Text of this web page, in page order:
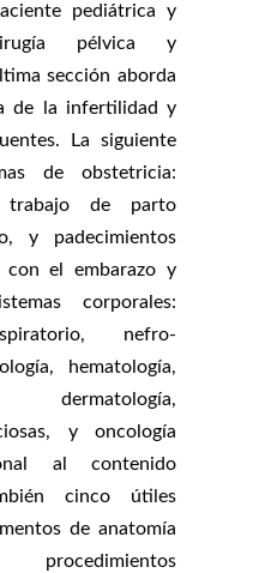
pediátrica y
pélvica y
sección aborda
de la infertilidad y
La siguiente
de obstetricia:
trabajo de parto
y padecimientos
con el embarazo y
corporales:
nefro-
hematología,
dermatología,
y oncología
al contenido
cinco útiles
de anatomía
procedimientos